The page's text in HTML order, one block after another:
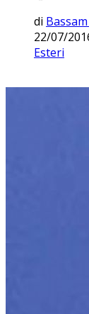
di
22/07/
Esteri